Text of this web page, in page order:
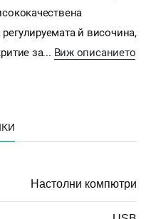
й височина,
за... Виж описанието
Настолни компютри